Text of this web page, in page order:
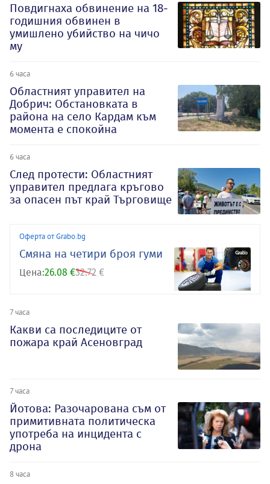
Повдигнаха обвинение на 18-
годишния обвинен в
умишлено убийство на чичо
му
6 часа
Oбластният управител на
Добрич: Обстановката в
района на село Кардам към
момента е спокойна
6 часа
След протести: Областният
управител предлага кръгово
за опасен път край Търговище
Оферта от Grabo.bg
Смяна на четири броя гуми
Цена:26.08 €32.72 €
7 часа
Какви са последиците от
пожара край Асеновград
7 часа
Йотова: Разочарована съм от
примитивната политическа
употреба на инцидента с
дрона
8 часа